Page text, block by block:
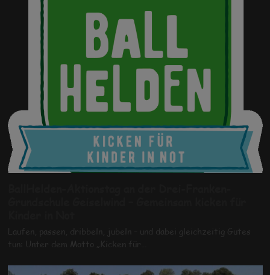
Laufen, passen, dribbeln, jubeln – und dabei gleichzeitig Gutes
tun: Unter dem Motto „Kicken für…